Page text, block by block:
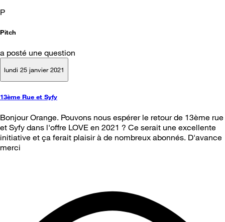
P
Pitch
a posté une question
lundi 25 janvier 2021
13ème Rue et Syfy
Bonjour Orange. Pouvons nous espérer le retour de 13ème rue
et Syfy dans l'offre LOVE en 2021 ? Ce serait une excellente
initiative et ça ferait plaisir à de nombreux abonnés. D'avance
merci